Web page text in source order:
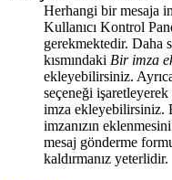
Herhangi bir mesaja
Kullanıcı Kontrol
gerekmektedir. Daha
kısmındaki Bir imza
ekleyebilirsiniz.
seçeneği
imza ekleyebilirsiniz.
imzanızın
mesaj gönderme
kaldırmanız yeterlidir.